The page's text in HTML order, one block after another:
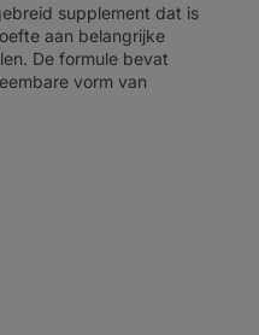
supplement dat is
aan belangrijke
De formule bevat
vorm van